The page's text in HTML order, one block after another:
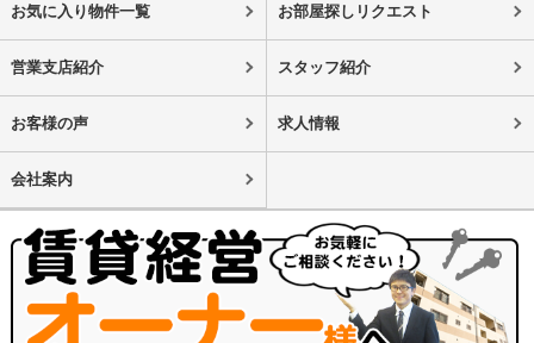
お気に入り物件一覧 お部屋探しリクエスト
営業支店紹介 スタッフ紹介
お客様の声 求人情報
会社案内